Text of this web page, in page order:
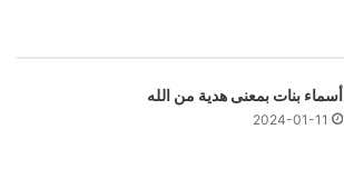
أسماء بنات بمعنى هدية من الله
2024-01-11